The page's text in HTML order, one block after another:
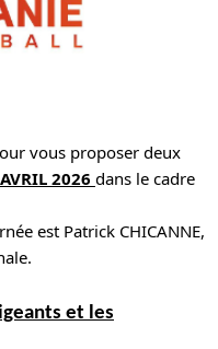
vous proposer deux
2026 dans le cadre
est Patrick CHICANNE,
et les